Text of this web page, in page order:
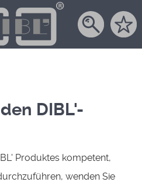
DIBL'-
Produktes kompetent,
wenden Sie